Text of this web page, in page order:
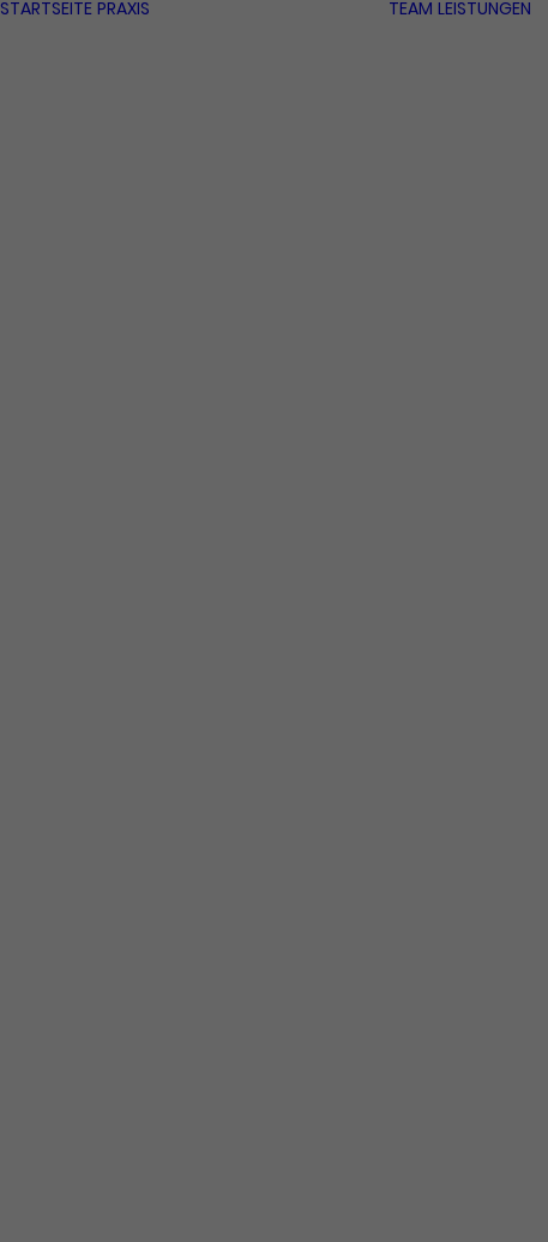
STARTSEITE PRAXIS TEAM LEISTUNGEN